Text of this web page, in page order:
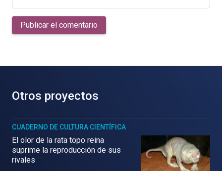
Publicar el comentario
Otros proyectos
CUADERNO DE CULTURA CIENTÍFICA
El olor de la rata topo reina
suprime la reproducción de sus
rivales